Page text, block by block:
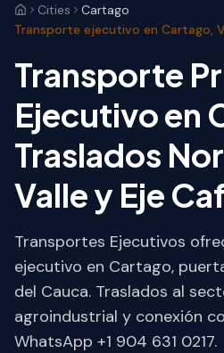
Cities
Cartago
Transporte ejecutivo en Cartago,
Transporte
Ejecutivo en
Traslados
Valle y Eje
Transportes Ejecutivos
ejecutivo en Cartago,
del Cauca. Traslados al
agroindustrial y conexión
WhatsApp +1 904 631 0217.